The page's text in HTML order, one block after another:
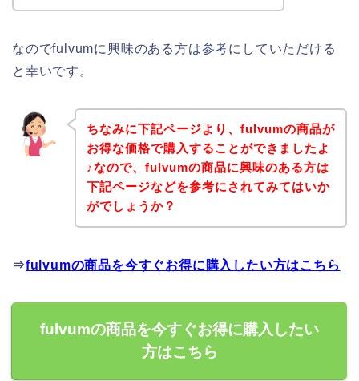
なのでfulvumに興味のある方は参考にしていただける
と幸いです。
ちなみに下記ページより、fulvumの商品が
お得な価格で購入することができましたよ
♪なので、fulvumの商品に興味のある方は
下記ページなどを参考にされてみてはいか
がでしょうか？
⇒fulvumの商品を今すぐお得に購入したい方はこちら
fulvumの商品を今すぐお得に購入したい
方はこちら